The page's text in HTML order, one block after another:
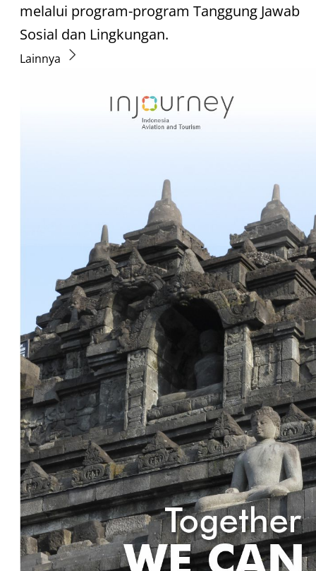
melalui program-program Tanggung Jawab
Sosial dan Lingkungan.
Lainnya